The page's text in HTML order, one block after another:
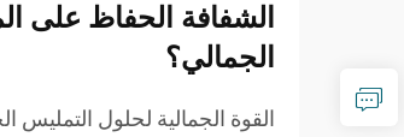
الشفافة الحفاظ على
الجمالي؟
القوة الجمالية لحلول التمليس